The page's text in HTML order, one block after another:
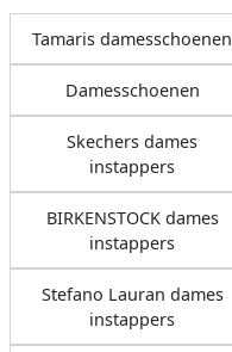
Tamaris damesschoenen
Damesschoenen
Skechers dames
instappers
BIRKENSTOCK dames
instappers
Stefano Lauran dames
instappers